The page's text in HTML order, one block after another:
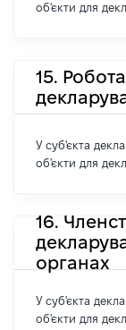
об'єкти для
15.
У суб'єкта
об'єкти для
16.
органах
У суб'єкта
об'єкти для